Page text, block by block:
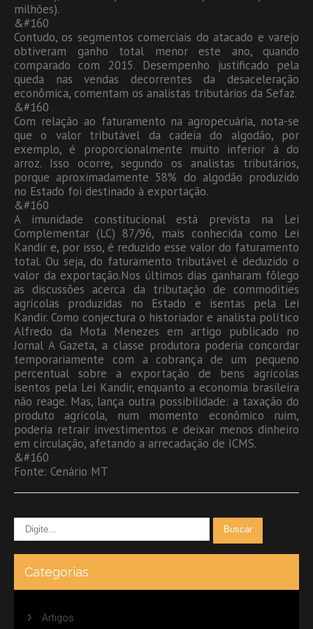
milhões).
&#160
Contudo, os segmentos comerciais do atacado e varejo
obtiveram ganho total menor este ano, quando
comparado com 2015. Desempenho justificado pela
queda nas vendas decorrentes da desaceleração
econômica, comentam os analistas tributários da Sefaz.
&#160
Com relação ao faturamento na agropecuária, nota-se
que o valor tributável da cadeia do algodão, por
exemplo, é proporcionalmente muito inferior à do
arroz. Isso ocorre, segundo os analistas tributários,
porque aproximadamente 58% do algodão produzido
no Estado foi destinado à exportação.
&#160
A imunidade constitucional está prevista na Lei
Complementar (LC) 87/96, mais conhecida como Lei
Kandir e, por isso, é reduzido esse valor do faturamento
total. Ou seja, do faturamento tributável é deduzido o
valor da exportação.Nos últimos dias ganharam fôlego
as discussões acerca da tributação de commodities
agrícolas produzidas no Estado e isentas pela Lei
Kandir. Como conjectura o historiador e analista político
Alfredo da Mota Menezes em artigo publicado no
Jornal A Gazeta, a classe produtora poderia concordar
temporariamente com a cobrança de um pequeno
percentual sobre a exportação de bens agrícolas
isentos pela Lei Kandir, enquanto a economia brasileira
não reage. Mas, lança outra possibilidade: a taxação do
produto agrícola, num momento econômico ruim,
poderia retrair investimentos e deixar menos dinheiro
em circulação, afetando a arrecadação de ICMS.
&#160
Fonte: Cenário MT
Categorias
Artigos